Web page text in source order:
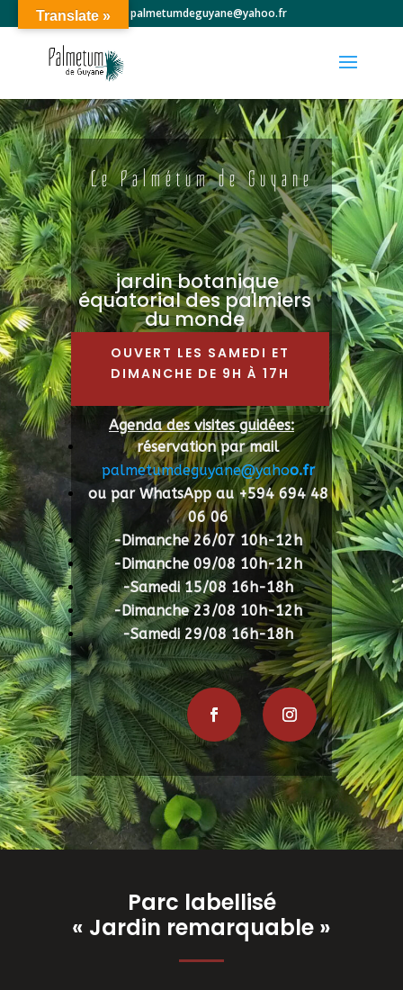
palmetumdeguyane@yahoo.fr
Le Palmétum de Guyane
jardin botanique
équatorial des palmiers
du monde
OUVERT LES SAMEDI ET
DIMANCHE DE 9H À 17H
Agenda des visites guidées:
réservation par mail
palmetumdeguyane@yahoo.fr
ou par WhatsApp au +594 694 48
06 06
-Dimanche 26/07 10h-12h
-Dimanche 09/08 10h-12h
-Samedi 15/08 16h-18h
-Dimanche 23/08 10h-12h
-Samedi 29/08 16h-18h
Parc labellisé
« Jardin remarquable »
Translate »